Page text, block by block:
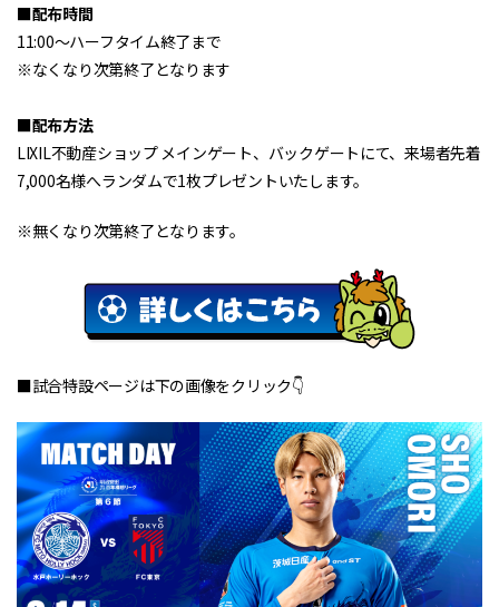
■配布時間
11:00～ハーフタイム終了まで
※なくなり次第終了となります
■配布方法
LIXIL不動産ショップ メインゲート、バックゲートにて、来場者先着
7,000名様へランダムで1枚プレゼントいたします。
※無くなり次第終了となります。
■試合特設ページは下の画像をクリック👇